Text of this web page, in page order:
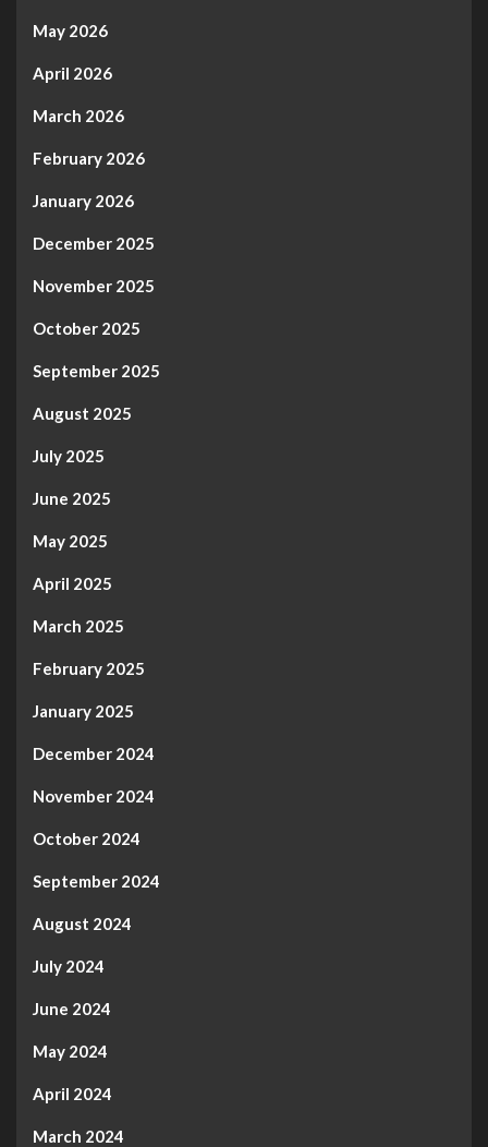
May 2026
April 2026
March 2026
February 2026
January 2026
December 2025
November 2025
October 2025
September 2025
August 2025
July 2025
June 2025
May 2025
April 2025
March 2025
February 2025
January 2025
December 2024
November 2024
October 2024
September 2024
August 2024
July 2024
June 2024
May 2024
April 2024
March 2024